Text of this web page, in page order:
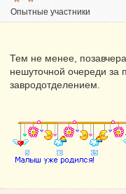
Опытные участники
Тем не менее,
нешуточной очереди за
завродотделением.